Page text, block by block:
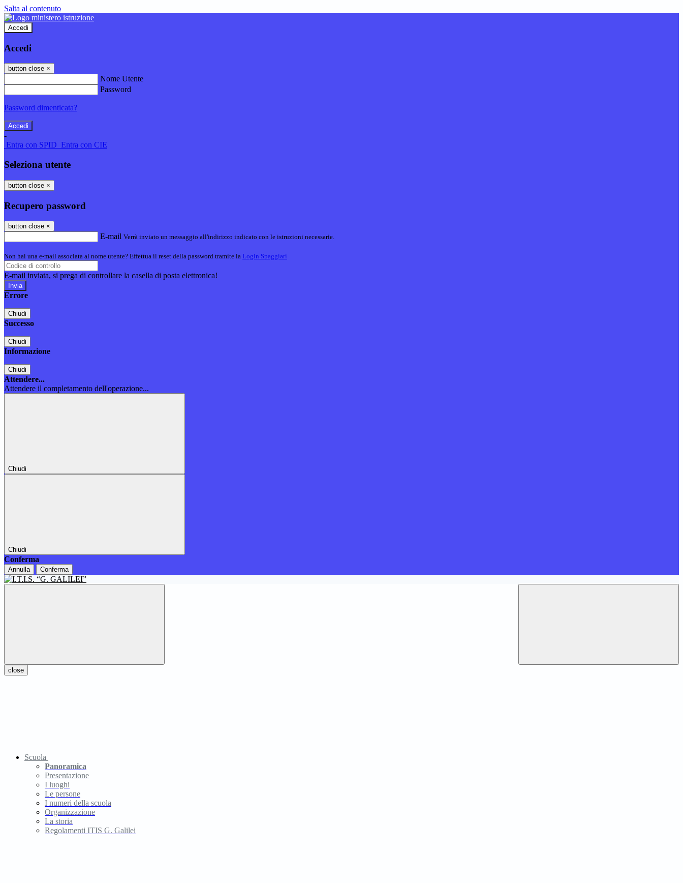
Salta al contenuto
Accedi
Accedi
button close ×
Nome Utente
Password
Password dimenticata?
-
Entra con SPID Entra con CIE
Seleziona utente
button close ×
Recupero password
button close ×
E-mail Verrà inviato un messaggio all'indirizzo indicato con le istruzioni necessarie.
Non hai una e-mail associata al nome utente? Effettua il reset della password tramite la Login Spaggiari
E-mail inviata, si prega di controllare la casella di posta elettronica!
Errore
Chiudi
Successo
Chiudi
Informazione
Chiudi
Attendere...
Attendere il completamento dell'operazione...
Chiudi
Chiudi
Conferma
Annulla Conferma
close
Scuola
Panoramica
Presentazione
I luoghi
Le persone
I numeri della scuola
Organizzazione
La storia
Regolamenti ITIS G. Galilei